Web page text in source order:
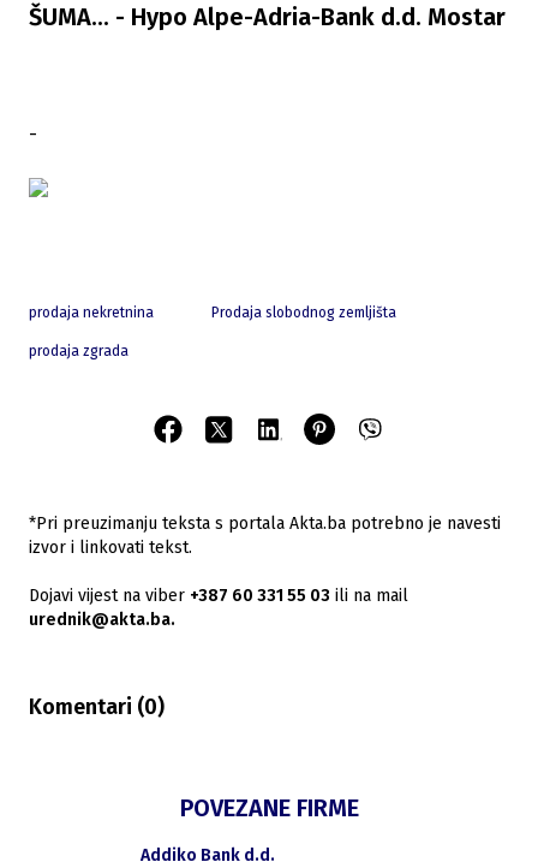
ŠUMA... - Hypo Alpe-Adria-Bank d.d. Mostar
-
prodaja nekretnina Prodaja slobodnog zemljišta
prodaja zgrada
*Pri preuzimanju teksta s portala Akta.ba potrebno je navesti
izvor i linkovati tekst.
Dojavi vijest na viber +387 60 331 55 03 ili na mail
urednik@akta.ba.
Komentari (0)
POVEZANE FIRME
Addiko Bank d.d.